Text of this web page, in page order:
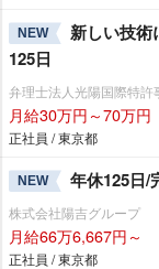
NEW
新しい技術
125日
弁理士法人光陽国際特許
月給30万円～70万円
正社員 / 東京都
NEW 年休125日/
株式会社陽吉グループ
月給66万6,667円～
正社員 / 東京都